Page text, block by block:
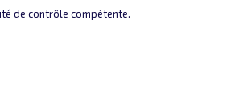
de contrôle compétente.